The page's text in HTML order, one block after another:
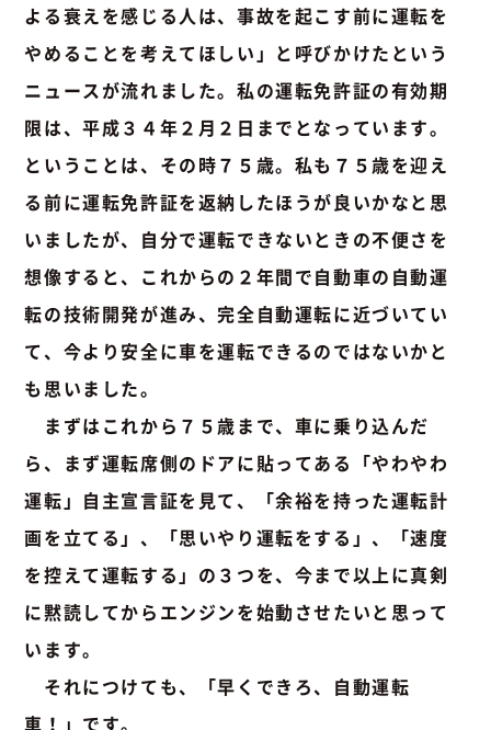
よる衰えを感じる人は、事故を起こす前に運転を
やめることを考えてほしい」と呼びかけたという
ニュースが流れました。私の運転免許証の有効期
限は、平成３４年２月２日までとなっています。
ということは、その時７５歳。私も７５歳を迎え
る前に運転免許証を返納したほうが良いかなと思
いましたが、自分で運転できないときの不便さを
想像すると、これからの２年間で自動車の自動運
転の技術開発が進み、完全自動運転に近づいてい
て、今より安全に車を運転できるのではないかと
も思いました。
まずはこれから７５歳まで、車に乗り込んだ
ら、まず運転席側のドアに貼ってある「やわやわ
運転」自主宣言証を見て、「余裕を持った運転計
画を立てる」、「思いやり運転をする」、「速度
を控えて運転する」の３つを、今まで以上に真剣
に黙読してからエンジンを始動させたいと思って
います。
それにつけても、「早くできろ、自動運転
車！」です。